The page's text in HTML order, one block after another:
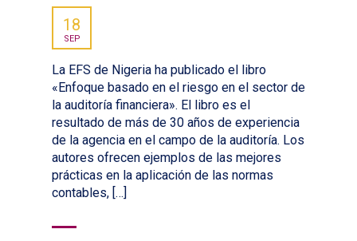
18
SEP
La EFS de Nigeria ha publicado el libro
«Enfoque basado en el riesgo en el sector de
la auditoría financiera». El libro es el
resultado de más de 30 años de experiencia
de la agencia en el campo de la auditoría. Los
autores ofrecen ejemplos de las mejores
prácticas en la aplicación de las normas
contables, […]